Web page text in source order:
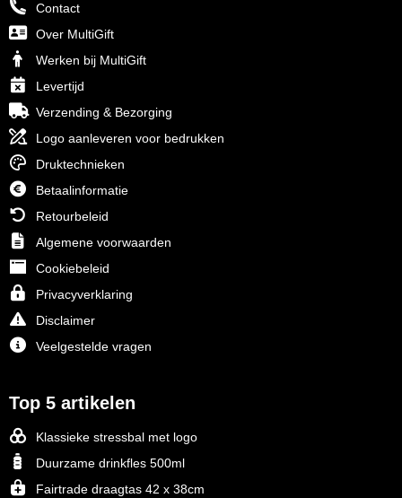
Contact
Over MultiGift
Werken bij MultiGift
Levertijd
Verzending & Bezorging
Logo aanleveren voor bedrukken
Druktechnieken
Betaalinformatie
Retourbeleid
Algemene voorwaarden
Cookiebeleid
Privacyverklaring
Disclaimer
Veelgestelde vragen
Top 5 artikelen
Klassieke stressbal met logo
Duurzame drinkfles 500ml
Fairtrade draagtas 42 x 38cm